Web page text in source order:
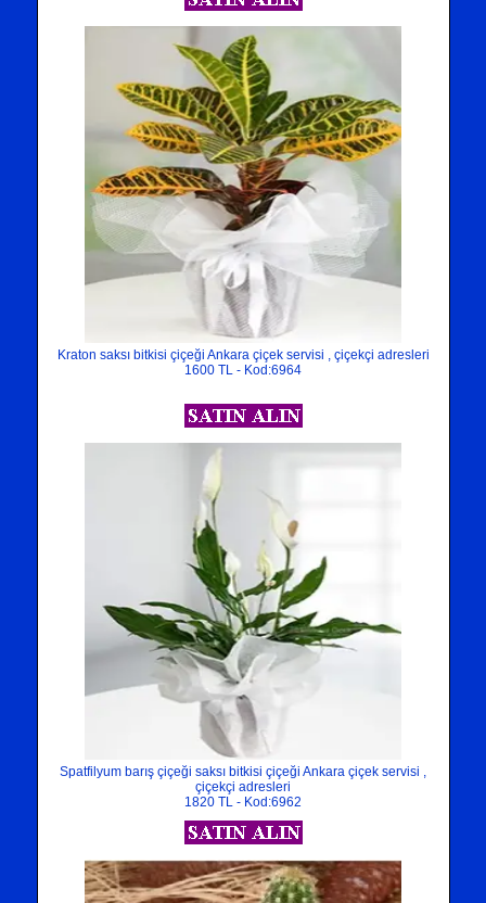
Kraton saksı bitkisi çiçeği Ankara çiçek servisi , çiçekçi adresleri
1600 TL - Kod:6964
Spatfilyum barış çiçeği saksı bitkisi çiçeği Ankara çiçek servisi ,
çiçekçi adresleri
1820 TL - Kod:6962